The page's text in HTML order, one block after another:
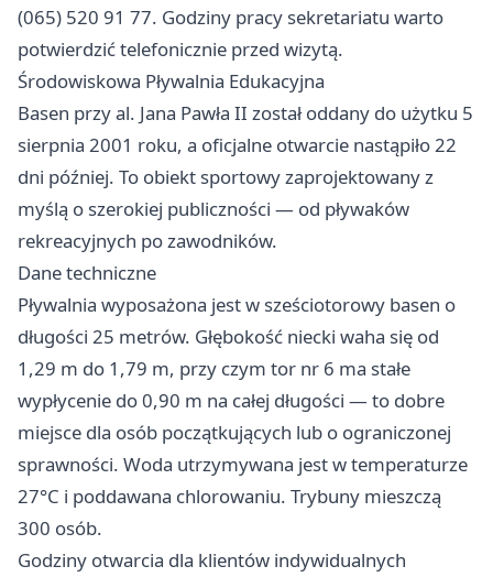
(065) 520 91 77. Godziny pracy sekretariatu warto
potwierdzić telefonicznie przed wizytą.
Środowiskowa Pływalnia Edukacyjna
Basen przy al. Jana Pawła II został oddany do użytku 5
sierpnia 2001 roku, a oficjalne otwarcie nastąpiło 22
dni później. To obiekt sportowy zaprojektowany z
myślą o szerokiej publiczności — od pływaków
rekreacyjnych po zawodników.
Dane techniczne
Pływalnia wyposażona jest w sześciotorowy basen o
długości 25 metrów. Głębokość niecki waha się od
1,29 m do 1,79 m, przy czym tor nr 6 ma stałe
wypłycenie do 0,90 m na całej długości — to dobre
miejsce dla osób początkujących lub o ograniczonej
sprawności. Woda utrzymywana jest w temperaturze
27°C i poddawana chlorowaniu. Trybuny mieszczą
300 osób.
Godziny otwarcia dla klientów indywidualnych